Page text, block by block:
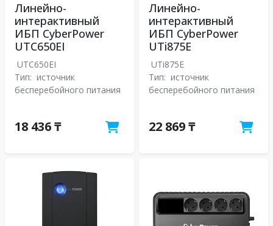
Линейно-
интерактивный
ИБП CyberPower
UTC650EI
UTC650EI
Тип: источник
бесперебойного питания
18 436 ₸
Линейно-
интерактивный
ИБП CyberPower
UTi875E
UTi875E
Тип: источник
бесперебойного питания
22 869 ₸